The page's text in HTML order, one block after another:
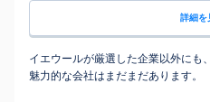
詳細を
イエウールが厳選した企業以外にも
魅力的な会社はまだまだあります。